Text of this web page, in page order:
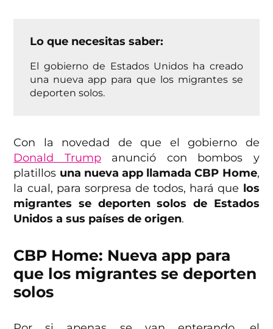
Lo que necesitas saber:
El gobierno de Estados Unidos ha creado
una nueva app para que los migrantes se
deporten solos.
Con la novedad de que el gobierno de
Donald Trumpanunció con bombos y
platillos una nueva app llamada CBP Home,
la cual, para sorpresa de todos, hará que los
migrantes se deporten solos de Estados
Unidos a sus países de origen.
CBP Home: Nueva app para
que los migrantes se deporten
solos